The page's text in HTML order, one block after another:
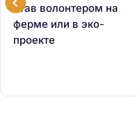
став волонтером на
ферме или в эко-
проекте